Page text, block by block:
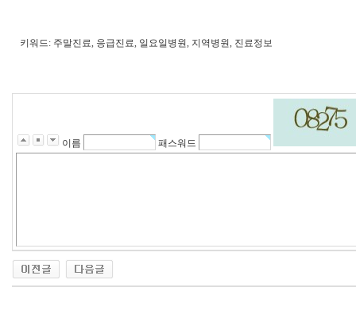
키워드: 주말진료, 응급진료, 일요일병원, 지역병원, 진료정보
이름 패스워드